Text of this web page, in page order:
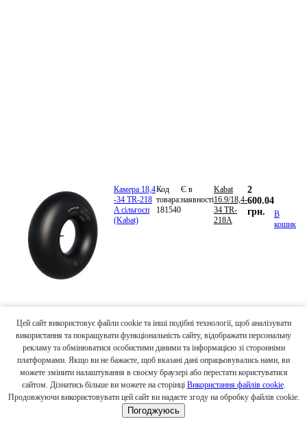
Цей сайт використовує файли cookie та інші подібні технології, щоб аналізувати
використання та покращувати функціональність сайту, відображати персональну
рекламу та обмінюватися особистими даними та інформацією зі сторонніми
платформами. Якщо ви не бажаєте, щоб вказані дані опрацьовувались нами, ви
можете змінити налаштування в своєму браузері або перестати користуватися
сайтом. Дізнатись більше ви можете на сторінці Використання файлів cookie.
Продовжуючи використовувати цей сайт ви надаєте згоду на обробку файлів cookie.
Погоджуюсь
Камера 18,4
-34 TR-218
A сільгосп
(Kabat)
Код
товара:
181540
Є в
наявності
Kabat
16.9/18,4-
34 TR-
218A
2
600.04
грн.
В
кошик